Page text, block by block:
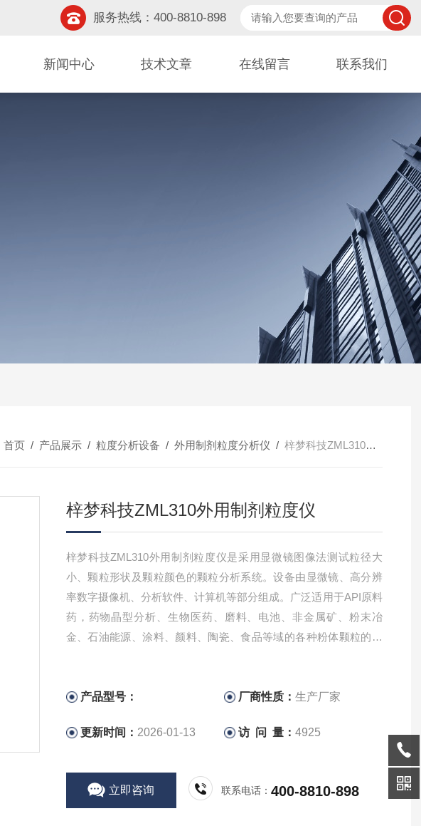
服务热线：400-8810-898
新闻中心 技术文章 在线留言 联系我们
首页/ 产品展示/ 粒度分析设备 / 外用制剂粒度分析仪 / 梓梦科技ZML310外用制剂粒度仪
梓梦科技ZML310外用制剂粒度仪
梓梦科技ZML310外用制剂粒度仪是采用显微镜图像法测试粒径大
小、颗粒形状及颗粒颜色的颗粒分析系统。设备由显微镜、高分辨
率数字摄像机、分析软件、计算机等部分组成。广泛适用于API原料
药，药物晶型分析、生物医药、磨料、电池、非金属矿、粉末冶
金、石油能源、涂料、颜料、陶瓷、食品等域的各种粉体颗粒的粒
产品型号： 厂商性质：生产厂家
更新时间： 2026-01-13 访 问 量：4925
立即咨询 联系电话：400-8810-898